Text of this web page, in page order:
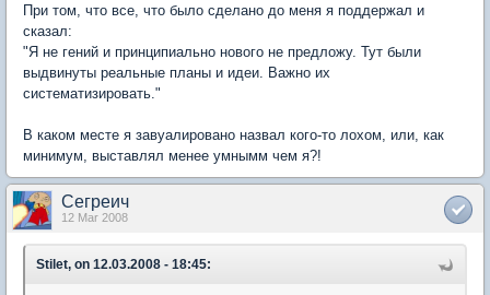
При том, что все, что было сделано до меня я поддержал и
сказал:
"Я не гений и принципиально нового не предложу. Тут были
выдвинуты реальные планы и идеи. Важно их
систематизировать."
В каком месте я завуалировано назвал кого-то лохом, или, как
минимум, выставлял менее умнымм чем я?!
Сегреич
12 Mar 2008
Stilet, on 12.03.2008 - 18:45: